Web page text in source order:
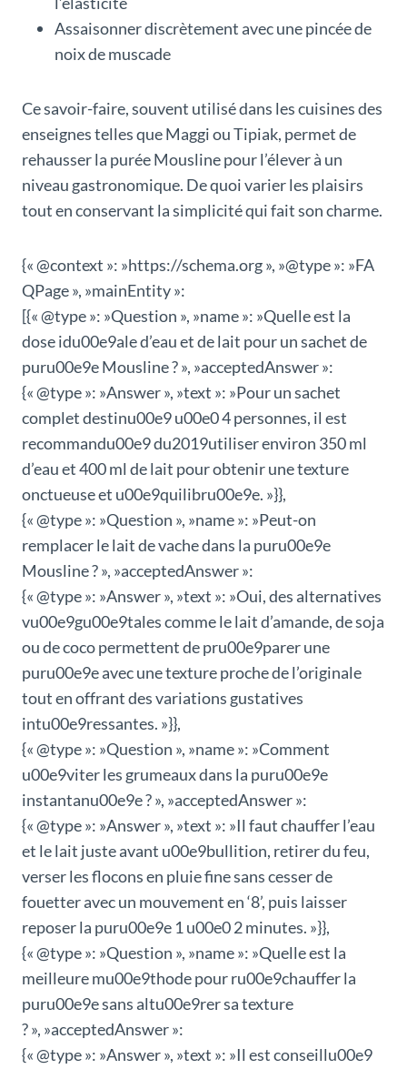
Assaisonner discrètement avec une pincée de
noix de muscade
Ce savoir-faire, souvent utilisé dans les cuisines des
enseignes telles que Maggi ou Tipiak, permet de
rehausser la purée Mousline pour l’élever à un
niveau gastronomique. De quoi varier les plaisirs
tout en conservant la simplicité qui fait son charme.
{« @context »: »https://schema.org », »@type »: »FA
QPage », »mainEntity »:
[{« @type »: »Question », »name »: »Quelle est la
dose idu00e9ale d’eau et de lait pour un sachet de
puru00e9e Mousline ? », »acceptedAnswer »:
{« @type »: »Answer », »text »: »Pour un sachet
complet destinu00e9 u00e0 4 personnes, il est
recommandu00e9 du2019utiliser environ 350 ml
d’eau et 400 ml de lait pour obtenir une texture
onctueuse et u00e9quilibru00e9e. »}},
{« @type »: »Question », »name »: »Peut-on
remplacer le lait de vache dans la puru00e9e
Mousline ? », »acceptedAnswer »:
{« @type »: »Answer », »text »: »Oui, des alternatives
vu00e9gu00e9tales comme le lait d’amande, de soja
ou de coco permettent de pru00e9parer une
puru00e9e avec une texture proche de l’originale
tout en offrant des variations gustatives
intu00e9ressantes. »}},
{« @type »: »Question », »name »: »Comment
u00e9viter les grumeaux dans la puru00e9e
instantanu00e9e ? », »acceptedAnswer »:
{« @type »: »Answer », »text »: »Il faut chauffer l’eau
et le lait juste avant u00e9bullition, retirer du feu,
verser les flocons en pluie fine sans cesser de
fouetter avec un mouvement en ‘8’, puis laisser
reposer la puru00e9e 1 u00e0 2 minutes. »}},
{« @type »: »Question », »name »: »Quelle est la
meilleure mu00e9thode pour ru00e9chauffer la
puru00e9e sans altu00e9rer sa texture
? », »acceptedAnswer »:
{« @type »: »Answer », »text »: »Il est conseillu00e9